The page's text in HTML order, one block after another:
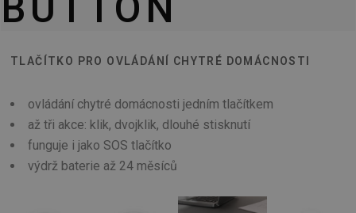
TLAČÍTKO PRO OVLÁDÁNÍ CHYTRÉ DOMÁCNOSTI
ovládání chytré domácnosti jedním tlačítkem
až tři akce: klik, dvojklik, dlouhé stisknutí
funguje i jako SOS tlačítko
výdrž baterie až 24 měsíců